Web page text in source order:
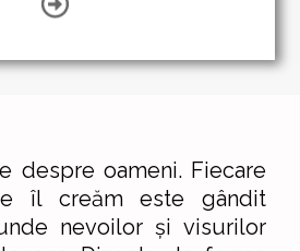
despre oameni. Fiecare
îl creăm este gândit
nevoilor și visurilor